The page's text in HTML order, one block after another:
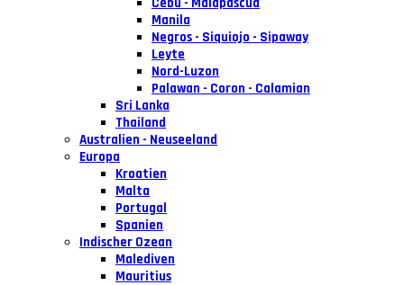
Manila
Negros - Siquiojo - Sipaway
Leyte
Nord-Luzon
Palawan - Coron - Calamian
Sri Lanka
Thailand
Australien - Neuseeland
Europa
Kroatien
Malta
Portugal
Spanien
Indischer Ozean
Malediven
Mauritius